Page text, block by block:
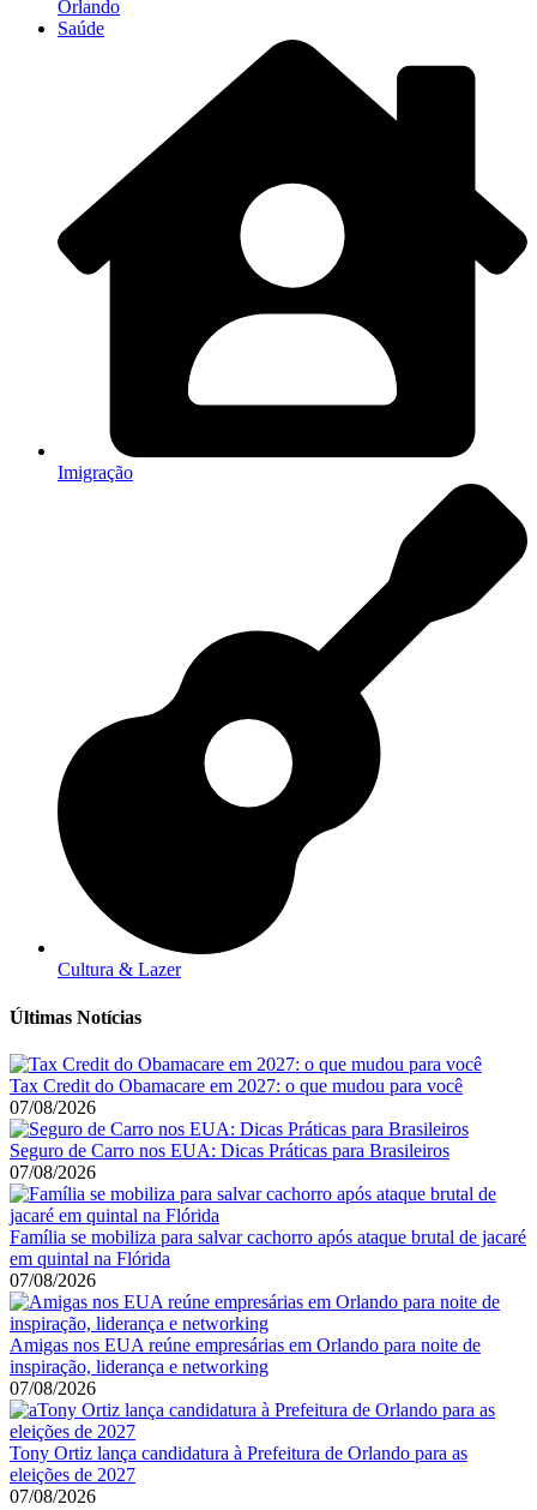
Orlando
Saúde
Imigração
Cultura & Lazer
Últimas Notícias
Tax Credit do Obamacare em 2027: o que mudou para você
07/08/2026
Seguro de Carro nos EUA: Dicas Práticas para Brasileiros
07/08/2026
Família se mobiliza para salvar cachorro após ataque brutal de jacaré
em quintal na Flórida
07/08/2026
Amigas nos EUA reúne empresárias em Orlando para noite de
inspiração, liderança e networking
07/08/2026
Tony Ortiz lança candidatura à Prefeitura de Orlando para as
eleições de 2027
07/08/2026